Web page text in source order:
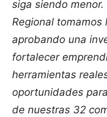
siga siendo
Regional tomamos
aprobando una
fortalecer
herramientas
oportunidades
de nuestras 32